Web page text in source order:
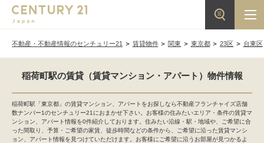
不動産・不動産情報のセンチュリー21 賃貸物件 関東 東京都 23区 台東区
稲荷町駅の賃貸（賃貸マンション・アパート）物件情報
稲荷町駅「東京都」の賃貸マンション、アパートをお探しなら不動産フランチャイズ店舗
数ナンバー1のセンチュリー21におまかせ下さい。お客様の住みたいエリア・条件の賃貸マ
ンション、アパート情報を0件紹介しております。住みたい沿線・駅・地域や、ご希望に合
った間取り、予算・ご希望の家賃、徒歩時間などの条件から、ご希望に沿った賃貸マンシ
ョン、アパート情報を見つけていただけます。お客様にご希望に沿うお部屋が見つかるよ